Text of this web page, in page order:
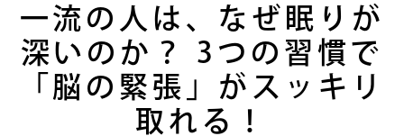
一流の人は、なぜ眠りが
深いのか？ 3つの習慣で
「脳の緊張」がスッキリ
取れる！